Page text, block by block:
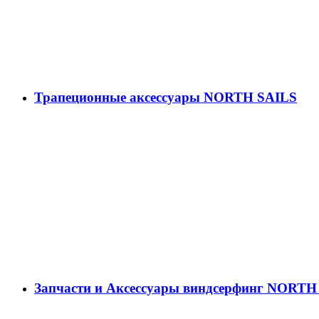
Трапеционные аксессуары NORTH SAILS
Запчасти и Аксессуары виндсерфинг